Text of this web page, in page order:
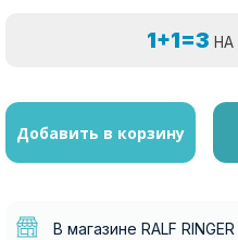
1+1=3 НА
Добавить в корзину
В магазине RALF RINGER